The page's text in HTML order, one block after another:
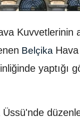
Kuvvetlerinin
Belçika
yaptığı